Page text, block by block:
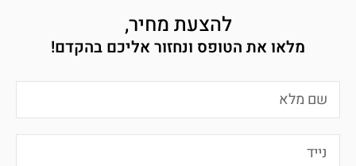
להצעת מחיר,
מלאו את הטופס ונחזור אליכם בהקדם!